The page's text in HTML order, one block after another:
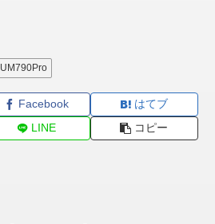
UM790Pro
Facebook
はてブ
LINE コピー